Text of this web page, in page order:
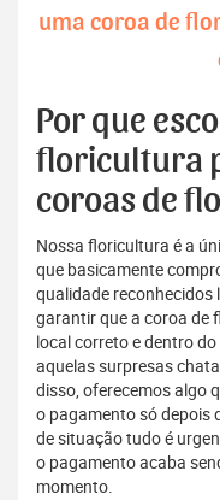
uma coroa de
Por que
floricultura
coroas de
Nossa floricultura é a
que basicamente
qualidade reconhecidos
garantir que a coroa de
local correto e dentro
aquelas surpresas
disso, oferecemos algo
o pagamento só depois
de situação tudo é
o pagamento acaba
momento.